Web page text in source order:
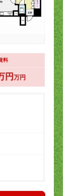
料
円万円